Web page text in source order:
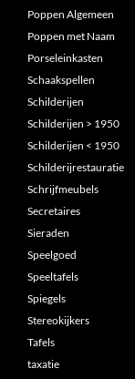
Poppen Algemeen
Poppen met Naam
Porseleinkasten
Schaakspellen
Schilderijen
Schilderijen > 1950
Schilderijen < 1950
Schilderijrestauratie
Schrijfmeubels
Secretaires
Sieraden
Speelgoed
Speeltafels
Spiegels
Stereokijkers
Tafels
taxatie